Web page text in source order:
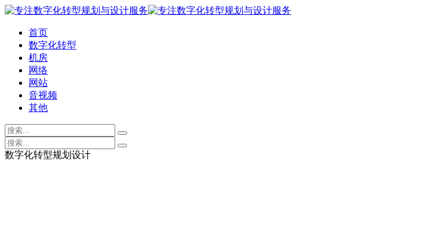
首页
数字化转型
机房
网络
网站
音视频
其他
数字化转型规划设计